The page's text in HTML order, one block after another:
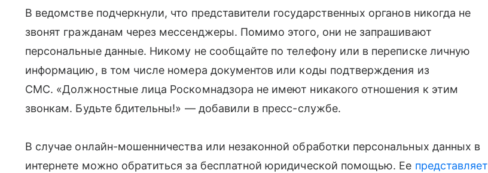
В ведомстве подчеркнули, что представители государственных органов никогда не
звонят гражданам через мессенджеры. Помимо этого, они не запрашивают
персональные данные. Никому не сообщайте по телефону или в переписке личную
информацию, в том числе номера документов или коды подтверждения из
СМС. «Должностные лица Роскомнадзора не имеют никакого отношения к этим
звонкам. Будьте бдительны!» — добавили в пресс-службе.
В случае онлайн-мошенничества или незаконной обработки персональных данных в
интернете можно обратиться за бесплатной юридической помощью. Ее представляет